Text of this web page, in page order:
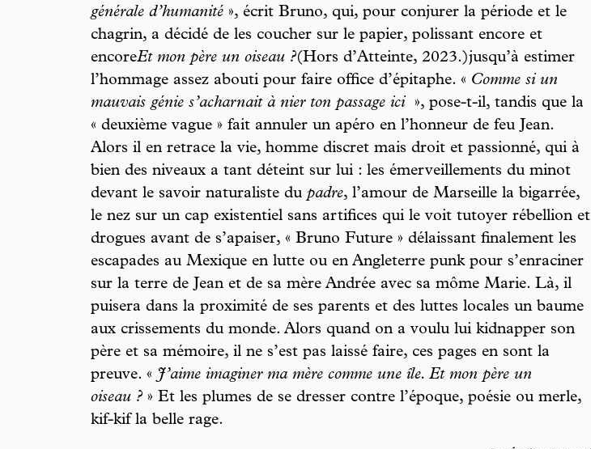
générale d’humanité », écrit Bruno, qui, pour conjurer la période et le
chagrin, a décidé de les coucher sur le papier, polissant encore et
encoreEt mon père un oiseau ?(Hors d’Atteinte, 2023.)jusqu’à estimer
l’hommage assez abouti pour faire office d’épitaphe. « Comme si un
mauvais génie s’acharnait à nier ton passage ici », pose-t-il, tandis que la
« deuxième vague » fait annuler un apéro en l’honneur de feu Jean.
Alors il en retrace la vie, homme discret mais droit et passionné, qui à
bien des niveaux a tant déteint sur lui : les émerveillements du minot
devant le savoir naturaliste du padre, l’amour de Marseille la bigarrée,
le nez sur un cap existentiel sans artifices qui le voit tutoyer rébellion et
drogues avant de s’apaiser, « Bruno Future » délaissant finalement les
escapades au Mexique en lutte ou en Angleterre punk pour s’enraciner
sur la terre de Jean et de sa mère Andrée avec sa môme Marie. Là, il
puisera dans la proximité de ses parents et des luttes locales un baume
aux crissements du monde. Alors quand on a voulu lui kidnapper son
père et sa mémoire, il ne s’est pas laissé faire, ces pages en sont la
preuve. «J’aime imaginer ma mère comme une île. Et mon père un
oiseau ? » Et les plumes de se dresser contre l’époque, poésie ou merle,
kif-kif la belle rage.